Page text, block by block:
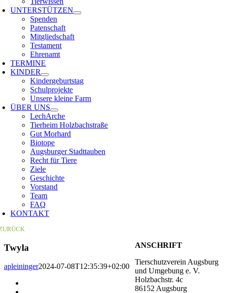
UNTERSTÜTZEN
Spenden
Patenschaft
Mitgliedschaft
Testament
Ehrenamt
TERMINE
KINDER
Kindergeburtstag
Schulprojekte
Unsere kleine Farm
ÜBER UNS
LechArche
Tierheim Holzbachstraße
Gut Morhard
Biotope
Augsburger Stadttauben
Recht für Tiere
Ziele
Geschichte
Vorstand
Team
FAQ
KONTAKT
Twyla
apleininger2024-07-08T12:35:39+02:00
ANSCHRIFT
Tierschutzverein Augsburg
und Umgebung e. V.
Holzbachstr. 4c
86152 Augsburg